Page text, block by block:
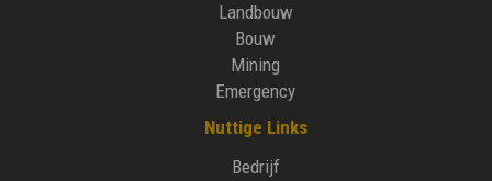
Landbouw
Bouw
Mining
Emergency
Nuttige Links
Bedrijf